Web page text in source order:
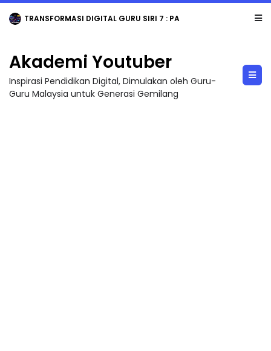
TRANSFORMASI DIGITAL GURU SIRI 7 : PAHLAWAN DIGITAL PENYELAMAT DUNIA
Akademi Youtuber
Inspirasi Pendidikan Digital, Dimulakan oleh Guru-
Guru Malaysia untuk Generasi Gemilang